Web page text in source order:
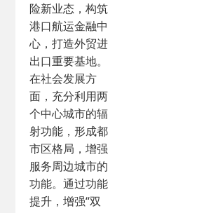
险新业态，构筑
港口航运金融中
心，打造外贸进
出口重要基地。
在社会发展方
面，充分利用两
个中心城市的辐
射功能，形成都
市区格局，增强
服务周边城市的
功能。通过功能
提升，增强“双